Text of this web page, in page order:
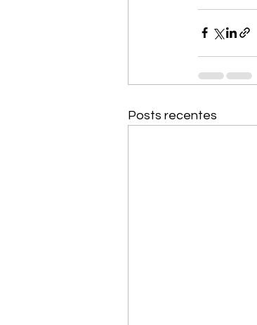
Posts recentes